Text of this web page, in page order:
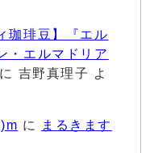
珈琲豆】『エル
・エルマドリア
に 吉野真理子 よ
に
まるきます